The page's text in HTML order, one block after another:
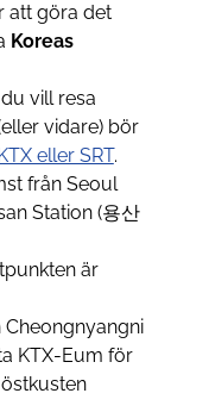
att göra det
Koreas
vill resa
vidare) bör
eller SRT.
från Seoul
Station (용산
är
Cheongnyangni
KTX-Eum för